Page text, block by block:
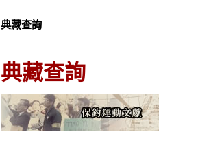
典藏查詢
典藏查詢